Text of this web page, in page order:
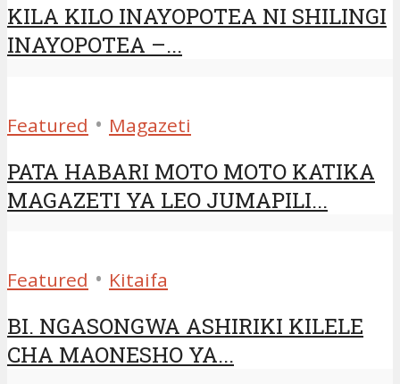
KILA KILO INAYOPOTEA NI SHILINGI
INAYOPOTEA –...
Featured • Magazeti
PATA HABARI MOTO MOTO KATIKA
MAGAZETI YA LEO JUMAPILI...
Featured • Kitaifa
BI. NGASONGWA ASHIRIKI KILELE
CHA MAONESHO YA...